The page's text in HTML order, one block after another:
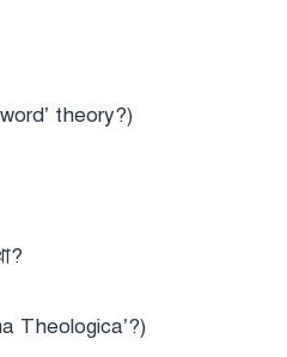
theory?)
Theologica’?)